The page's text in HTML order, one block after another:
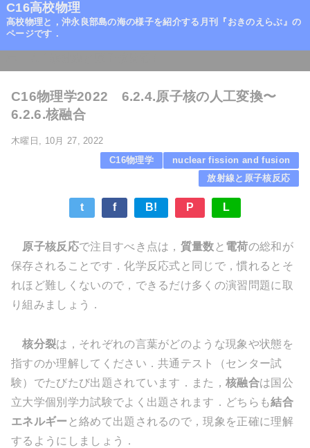
C16高校物理
高校物理と，沖永良部島の海の様子を紹介する月刊『おきのえらぶ』の
ページです．
C16物理学2022 6.2.4.原子核の人工変換〜
6.2.6.核融合
木曜日, 10月 27, 2022
C16物理学
nuclear fission and fusion
放射線と原子核反応
t f B! P L
原子核反応で注目すべき点は， 質量数 と 電荷の総和が
保存されることです．化学反応式と同じで，慣れるとそ
れほど難しくないので，できるだけ多くの演習問題に取
り組みましょう．
核分裂は，それぞれの言葉がどのような現象や状態を
指すのか理解してください．共通テスト（センター試
験）でたびたび出題されています．また，核融合は国公
立大学個別学力試験でよく出題されます．どちらも結合
エネルギー と絡めて出題されるので，現象を正確に理解
するようにしましょう．